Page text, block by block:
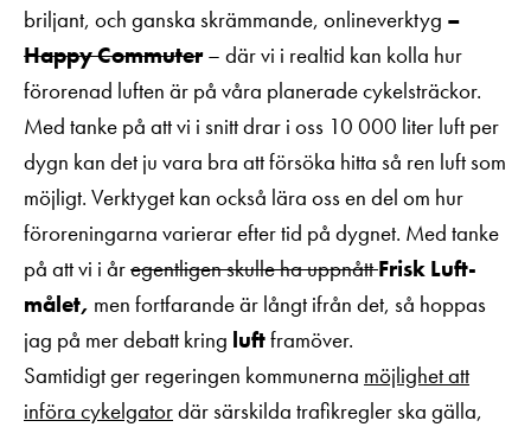
briljant, och ganska skrämmande, onlineverktyg –
Happy Commuter– där vi i realtid kan kolla hur
förorenad luften är på våra planerade cykelsträckor.
Med tanke på att vi i snitt drar i oss 10 000 liter luft per
dygn kan det ju vara bra att försöka hitta så ren luft som
möjligt. Verktyget kan också lära oss en del om hur
föroreningarna varierar efter tid på dygnet. Med tanke
på att vi i åregentligen skulle ha uppnåttFrisk Luft-
målet, men fortfarande är långt ifrån det, så hoppas
jag på mer debatt kring luftframöver.
Samtidigt ger regeringen kommunerna möjlighet att
införa cykelgatordär särskilda trafikregler ska gälla,